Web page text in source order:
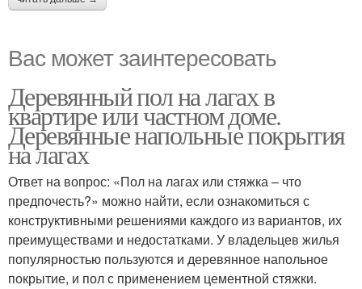
Вас может заинтересовать
Деревянный пол на лагах в
квартире или частном доме.
Деревянные напольные покрытия
на лагах
Ответ на вопрос: «Пол на лагах или стяжка – что
предпочесть?» можно найти, если ознакомиться с
конструктивными решениями каждого из вариантов, их
преимуществами и недостатками. У владельцев жилья
популярностью пользуются и деревянное напольное
покрытие, и пол с применением цементной стяжки.